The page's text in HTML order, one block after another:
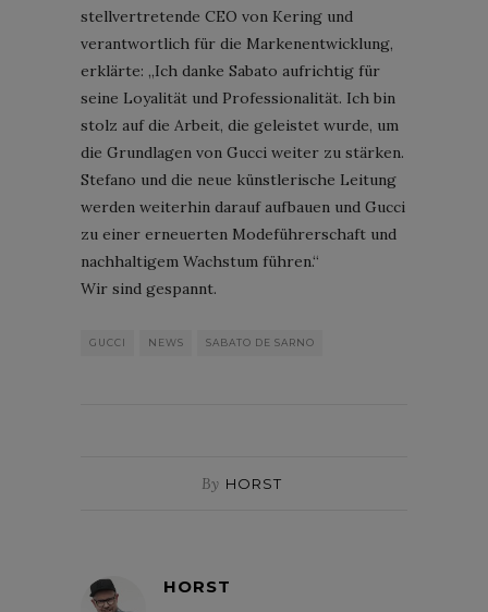
stellvertretende CEO von Kering und
verantwortlich für die Markenentwicklung,
erklärte: „Ich danke Sabato aufrichtig für
seine Loyalität und Professionalität. Ich bin
stolz auf die Arbeit, die geleistet wurde, um
die Grundlagen von Gucci weiter zu stärken.
Stefano und die neue künstlerische Leitung
werden weiterhin darauf aufbauen und Gucci
zu einer erneuerten Modeführerschaft und
nachhaltigem Wachstum führen.“
Wir sind gespannt.
GUCCI NEWS SABATO DE SARNO
By HORST
HORST